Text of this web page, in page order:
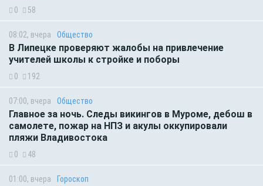
0 58
08:02, вчера Общество
В Липецке проверяют жалобы на привлечение
учителей школы к стройке и поборы
0 192
07:00, вчера Общество
Главное за ночь. Следы викингов в Муроме, дебош в
самолете, пожар на НПЗ и акулы оккупировали
пляжи Владивостока
0 48
01:00, вчера Гороскоп